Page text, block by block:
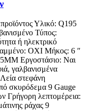
Υλικό: Q195
Τύπος:
ή ηλεκτρικό
ΟΧΙ Μήκος: 6 ″
Εργοστάσιο: Ναι
γαλβανισμένα
στεφάνη
σκυρόδεμα 9 Gauge
Γρήγορη λεπτομέρεια:
ράχας 9